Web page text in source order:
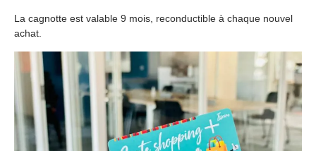
La cagnotte est valable 9 mois, reconductible à chaque nouvel
achat.